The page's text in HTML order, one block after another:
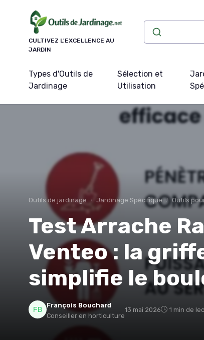
CULTIVEZ L'EXCELLENCE AU
JARDIN
Types d'Outils de
Jardinage
Sélection et
Utilisation
Outils de jardinage Jardinage Spécifique Outils
Test Arrache
Venteo : la
simplifie le
François Bouchard
Conseiller en horticulture
13 mai 2026 1 min de